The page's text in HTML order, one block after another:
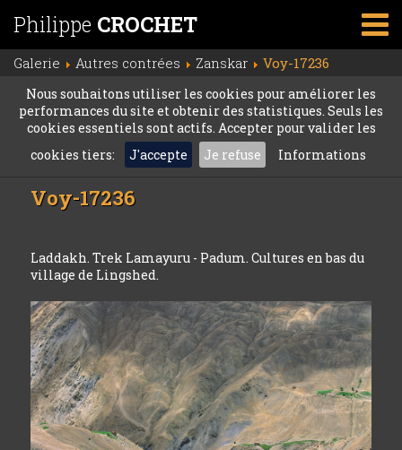
Philippe CROCHET
Galerie Autres contrées Zanskar Voy-17236
Nous souhaitons utiliser les cookies pour améliorer les
performances du site et obtenir des statistiques. Seuls les
cookies essentiels sont actifs. Accepter pour valider les
cookies tiers:
J'accepte Je refuse Informations
Voy-17236
Laddakh. Trek Lamayuru - Padum. Cultures en bas du
village de Lingshed.